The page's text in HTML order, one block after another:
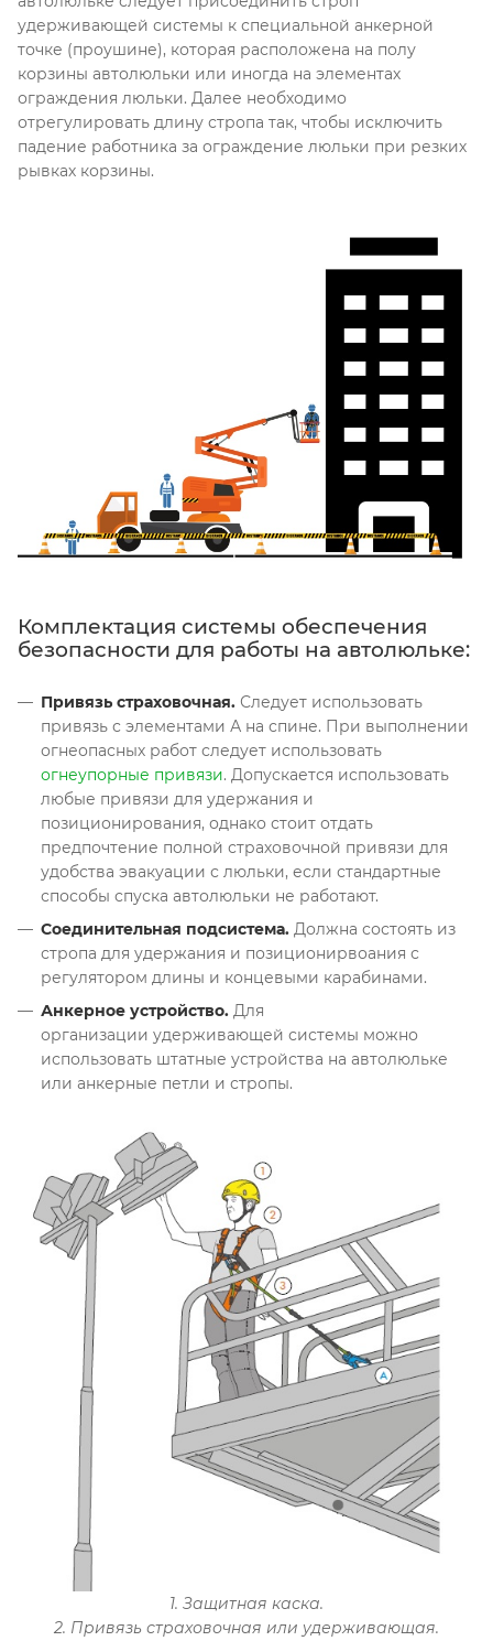
удерживающей системы к специальной анкерной
точке (проушине), которая расположена на полу
корзины автолюльки или иногда на элементах
ограждения люльки. Далее необходимо
отрегулировать длину стропа так, чтобы исключить
падение работника за ограждение люльки при резких
рывках корзины.
Комплектация системы обеспечения
безопасности для работы на автолюльке:
Привязь страховочная. Следует использовать
привязь с элементами А на спине. При выполнении
огнеопасных работ следует использовать
огнеупорные привязи. Допускается использовать
любые привязи для удержания и
позиционирования, однако стоит отдать
предпочтение полной страховочной привязи для
удобства эвакуации с люльки, если стандартные
способы спуска автолюльки не работают.
Соединительная подсистема. Должна состоять из
стропа для удержания и позиционирвоания с
регулятором длины и концевыми карабинами.
Анкерное устройство. Для
организации удерживающей системы можно
использовать штатные устройства на автолюльке
или анкерные петли и стропы.
1. Защитная каска.
2. Привязь страховочная или удерживающая.